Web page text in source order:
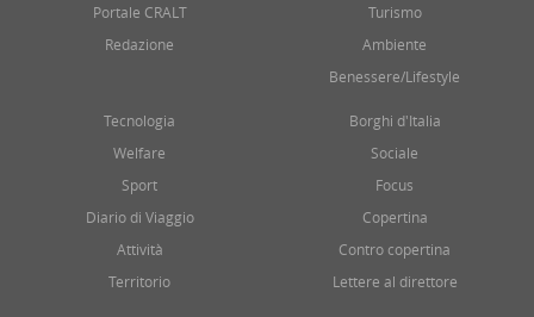
Portale CRALT
Redazione
Turismo
Ambiente
Benessere/Lifestyle
Tecnologia
Welfare
Sport
Diario di Viaggio
Attività
Territorio
Borghi d'Italia
Sociale
Focus
Copertina
Contro copertina
Lettere al direttore